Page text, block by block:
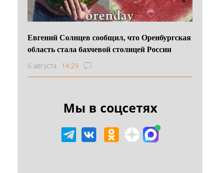
Евгений Солнцев сообщил, что Оренбургская
область стала бахчевой столицей России
6 августа 14:29
Мы в соцсетях